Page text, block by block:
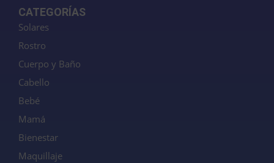
CATEGORÍAS
Solares
Rostro
Cuerpo y Baño
Cabello
Bebé
Mamá
Bienestar
Maquillaje